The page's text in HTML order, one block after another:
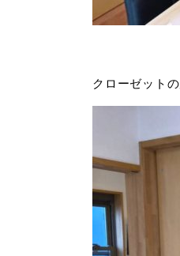
クローゼット